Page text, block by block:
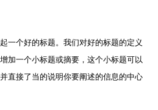
一个好的标题。我们对好的标题的定义
加一个小标题或摘要，这个小标题可以
直接了当的说明你要阐述的信息的中心